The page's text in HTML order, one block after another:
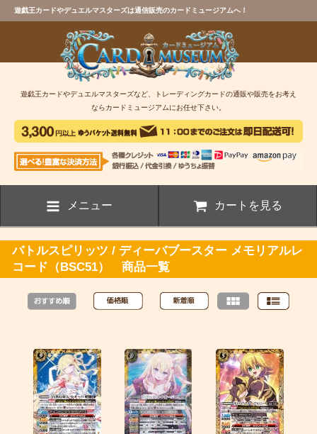
遊戯王カードやデュエルマスターズは通信販売のカードミュージアムへ！
遊戯王カードやデュエルマスターズなど、トレーディングカードの通販や販売をお考え
ならカードミュージアムにお任せ下さい。
メニュー カートを見る
バトルスピリッツ / ディーバブースター メモリアルレ
コード（BSC51） 商品一覧